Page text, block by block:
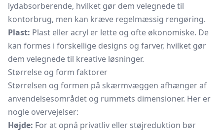
lydabsorberende, hvilket gør dem velegnede til
kontorbrug, men kan kræve regelmæssig rengøring.
Plast: Plast eller acryl er lette og ofte økonomiske. De
kan formes i forskellige designs og farver, hvilket gør
dem velegnede til kreative løsninger.
Størrelse og form faktorer
Størrelsen og formen på skærmvæggen afhænger af
anvendelsesområdet og rummets dimensioner. Her er
nogle overvejelser:
Højde: For at opnå privatliv eller støjreduktion bør